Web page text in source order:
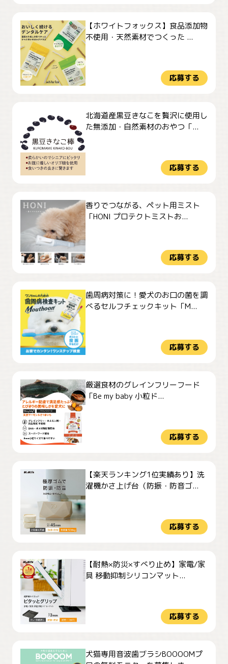
【ホワイトフォックス】食品添加物
不使用・天然素材でつくった ...
応募する
北海道産黒豆きなこを贅沢に使用し
た無添加・自然素材のおやつ「...
応募する
香りでつながる、ペット用ミスト
「HONI プロテクトミストお...
応募する
歯周病対策に！愛犬のお口の菌を調
べるセルフチェックキット「M...
応募する
厳選食材のグレインフリーフード
「Be my baby 小粒ド...
応募する
【楽天ランキング1位実績あり】洗
濯機かさ上げ台（防振・防音ゴ...
応募する
【耐熱×防災×すべり止め】家電/家
具 移動抑制シリコンマット...
応募する
犬猫専用音波歯ブラシBOOOOMプ